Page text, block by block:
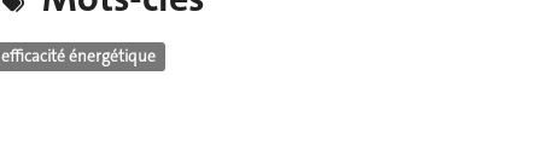
efficacité énergétique